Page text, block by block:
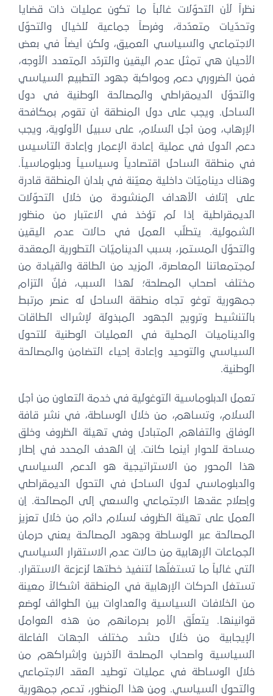
نظراً لأن التحوّلات غالباً ما تكون عمليات ذات قضايا
وتحدّيات متعدّدة، وفرصاً جماعية للخيال والتحوّل
الاجتماعي والسياسي العميق، ولكن أيضاً في بعض
الأحيان هي تمثل عدم اليقين والتردّد المتعدد الأوجه،
فمن الضروري دعم ومواكبة جهود التطبيع السياسي
والتحوّل الديمقراطي والمصالحة الوطنية في دول
الساحل. ويجب على دول المنطقة أن تقوم بمكافحة
الإرهاب، ومن أجل السلام، على سبيل الأولوية، ويجب
دعم الدول في عملية إعادة الإعمار وإعادة التأسيس
في منطقة الساحل اقتصادياً وسياسياً ودبلوماسياً.
وهناك ديناميّات داخلية معيّنة في بلدان المنطقة قادرة
على إتلاف الأهداف المنشودة من خلال التحوّلات
الديمقراطية إذا لم تؤخذ في الاعتبار من منظور
الشمولية. يتطلّب العمل في حالات عدم اليقين
والتحوّل المستمر، بسبب الديناميّات التطورية المعقدة
لمجتمعاتنا المعاصرة، المزيد من الطاقة والقيادة من
مختلف أصحاب المصلحة؛ لهذا السبب، فإنّ التزام
جمهورية توغو تجاه منطقة الساحل له عنصر مرتبط
بالتنشيط وترويج الجهود المبذولة لإشراك الطاقات
والديناميات المحلية في العمليات الوطنية للتحول
السياسي والتوحيد وإعادة إحياء التضامن والمصالحة
الوطنية.
تعمل الدبلوماسية التوغولية في خدمة التعاون من أجل
السلام، وتساهم، من خلال الوساطة، في نشر قافة
الوفاق والتفاهم المتبادل وفي تهيئة الظروف وخلق
مساحة للحوار أينما كانت. إن الهدف المحدد في إطار
هذا المحور من الاستراتيجية هو الدعم السياسي
والدبلوماسي لدول الساحل في التحول الديمقراطي
وإصلاح عقدها الاجتماعي والسعي إلى المصالحة. إن
العمل على تهيئة الظروف لسلام دائم من خلال تعزيز
المصالحة عبر الوساطة وجهود المصالحة يعني حرمان
الجماعات الإرهابية من حالات عدم الاستقرار السياسي
التي غالباً ما تستغلّها لتنفيذ خطتها لزعزعة الاستقرار.
تستغل الحركات الإرهابية في المنطقة أشكالاً معينة
من الخلافات السياسية والعداوات بين الطوائف لوضع
قوانينها. يتعلّق الأمر بحرمانهم من هذه العوامل
الإيجابية من خلال حشد مختلف الجهات الفاعلة
السياسية وأصحاب المصلحة الآخرين وإشراكهم من
خلال الوساطة في عمليات توطيد العقد الاجتماعي
والتحول السياسي. ومن هذا المنظور، تدعم جمهورية